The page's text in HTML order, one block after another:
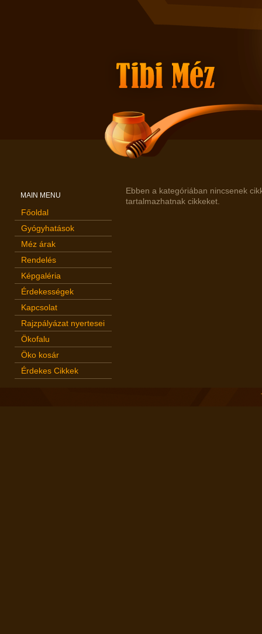
MAIN MENU
Főoldal
Gyógyhatások
Méz árak
Rendelés
Képgaléria
Érdekességek
Kapcsolat
Rajzpályázat nyertesei
Ökofalu
Öko kosár
Érdekes Cikkek
Ebben a kategóriában nincsenek
tartalmazhatnak cikkeket.